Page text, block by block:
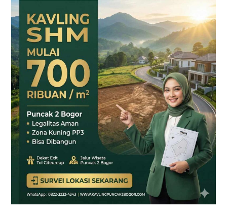
HARMONI
PRIME
EAST
BOGOR
–
KAVLING
SHM
LEGAL
DI
PUNCAK
2
BOGOR